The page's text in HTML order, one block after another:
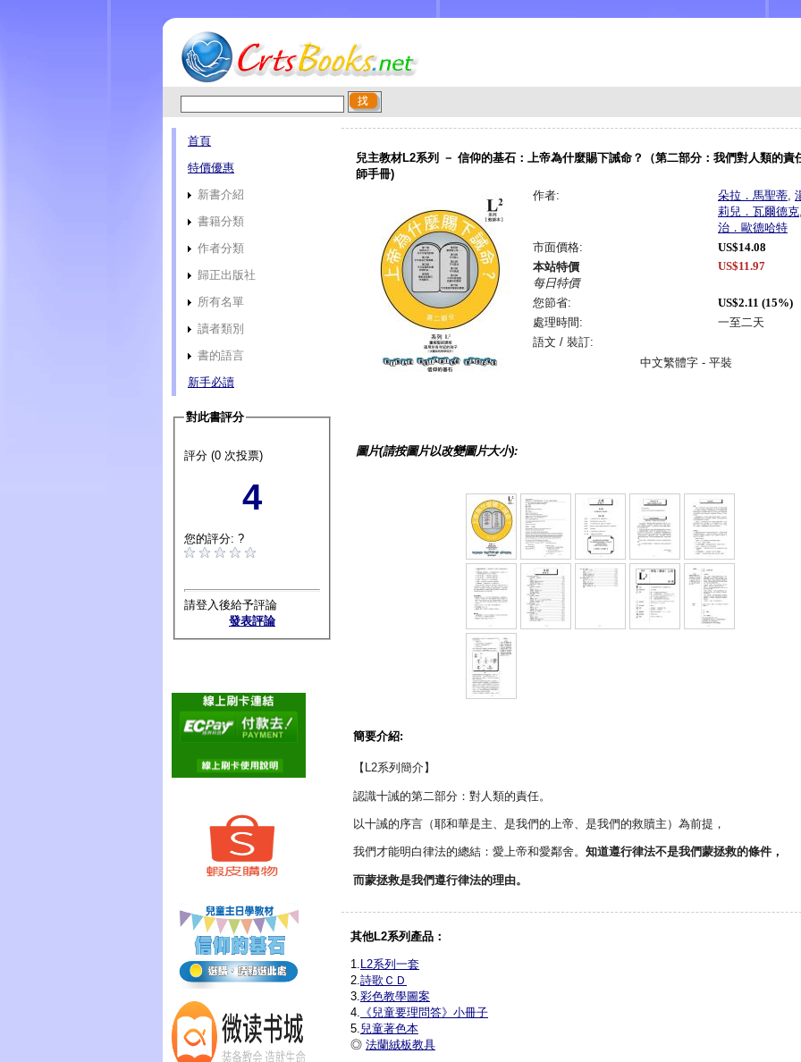
首頁
特價優惠
新書介紹
書籍分類
作者分類
歸正出版社
所有名單
讀者類別
書的語言
新手必讀
對此書評分
評分 (0 次投票)
4
您的評分: ?
請登入後給予評論
發表評論
兒主教材L2系列 － 信仰的基石：上帝為什麼賜下誡命？（第二部分：我們對人類的責
師手冊)
作者:
朵拉．馬聖蒂,
莉兒．瓦爾德克
治．歐德哈特
市面價格:
US$14.08
本站特價
每日特價
US$11.97
您節省:
US$2.11 (15%)
處理時間:
一至二天
語文 / 裝訂:
中文繁體字 - 平裝
圖片(請按圖片以改變圖片大小):
簡要介紹:
【L2系列簡介】
認識十誡的第二部分：對人類的責任。
以十誡的序言（耶和華是主、是我們的上帝、是我們的救贖主）為前提，
我們才能明白律法的總結：愛上帝和愛鄰舍。 知道遵行律法不是我們蒙拯救的條件，
而蒙拯救是我們遵行律法的理由。
其他L2系列產品：
1. L2系列一套
2.詩歌ＣＤ
3.彩色教學圖案
4. 《兒童要理問答》小冊子
5.兒童著色本
◎ 法蘭絨板教具